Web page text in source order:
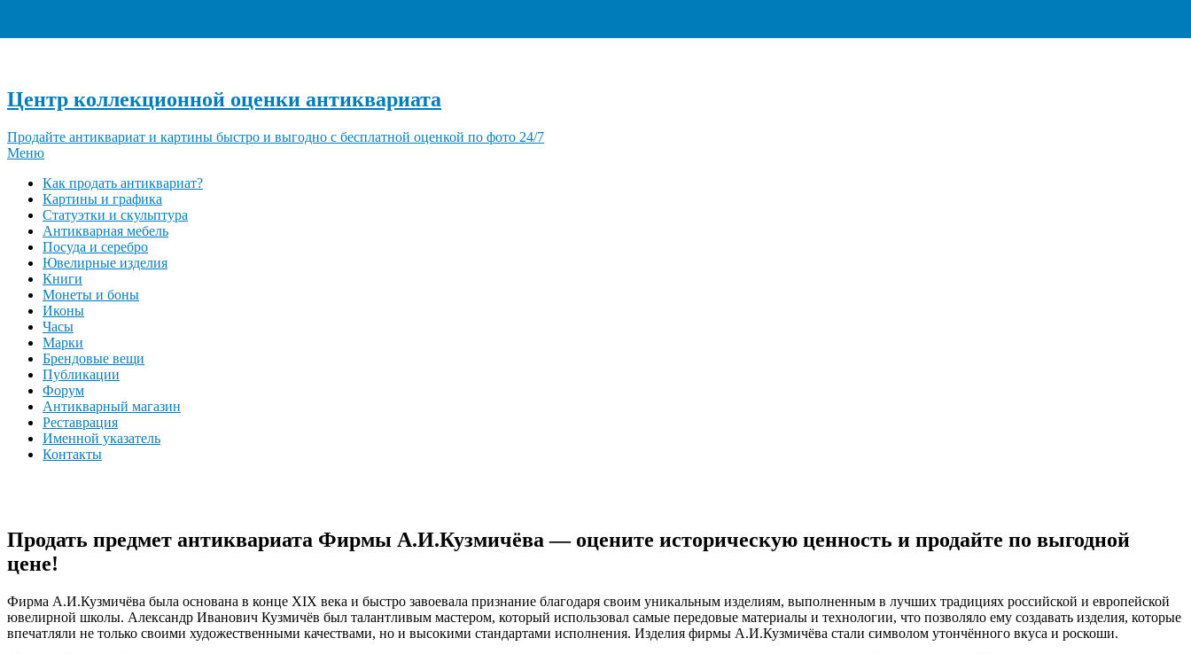
Центр коллекционной оценки антиквариата
Продайте антиквариат и картины быстро и выгодно с бесплатной оценкой по фото 24/7
Меню
Как продать антиквариат?
Картины и графика
Статуэтки и скульптура
Антикварная мебель
Посуда и серебро
Ювелирные изделия
Книги
Монеты и боны
Иконы
Часы
Марки
Брендовые вещи
Публикации
Форум
Антикварный магазин
Реставрация
Именной указатель
Контакты
Продать предмет антиквариата Фирмы А.И.Кузмичёва — оцените историческую ценность и продайте по выгодной
цене!
Фирма А.И.Кузмичёва была основана в конце XIX века и быстро завоевала признание благодаря своим уникальным изделиям, выполненным в лучших традициях российской и европейской
ювелирной школы. Александр Иванович Кузмичёв был талантливым мастером, который использовал самые передовые материалы и технологии, что позволяло ему создавать изделия, которые
впечатляли не только своими художественными качествами, но и высокими стандартами исполнения. Изделия фирмы А.И.Кузмичёва стали символом утончённого вкуса и роскоши.